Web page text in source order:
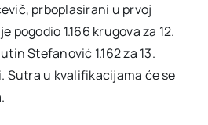
prboplasirani u prvoj
pogodio 1.166 krugova za 12.
Stefanović 1.162 za 13.
Sutra u kvalifikacijama će se